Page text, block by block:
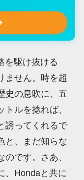
を駆け抜ける
ません。時を超
史の息吹に、五
ルを捻れば、
誘ってくれるで
と、まだ知らな
です。さあ、
、Hondaと共に